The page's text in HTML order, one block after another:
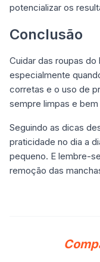
potencializar os
Conclusão
Cuidar das roupas
especialmente
corretas e o uso de
sempre limpas e
Seguindo as dicas
praticidade no dia a
pequeno. E lembre-
remoção das